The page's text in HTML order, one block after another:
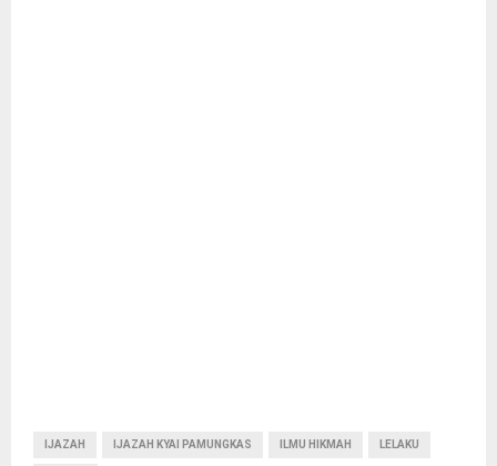
IJAZAH IJAZAH KYAI PAMUNGKAS ILMU HIKMAH LELAKU